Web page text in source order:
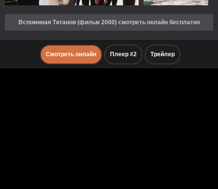
Вспоминая Титанов (фильм 2000) смотреть онлайн бесплатно
Смотреть онлайн Плеер #2 Трейлер